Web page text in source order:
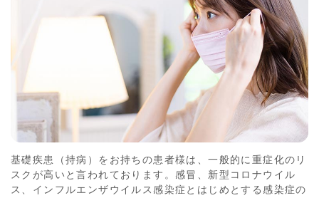
基礎疾患（持病）をお持ちの患者様は、一般的に重症化のリ
スクが高いと言われております。感冒、新型コロナウイル
ス、インフルエンザウイルス感染症とはじめとする感染症の